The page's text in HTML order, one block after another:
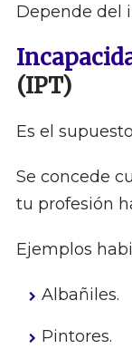
Depende del
(IPT)
Es el
Se concede
tu profesión
Ejemplos
Albañiles.
Pintores.